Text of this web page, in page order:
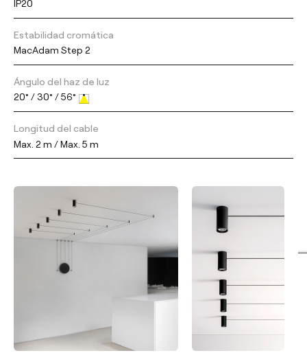
IP20
Estabilidad cromática
MacAdam Step 2
Ángulo del haz de luz
20° / 30° / 56°
Longitud del cable
Max. 2 m / Max. 5 m